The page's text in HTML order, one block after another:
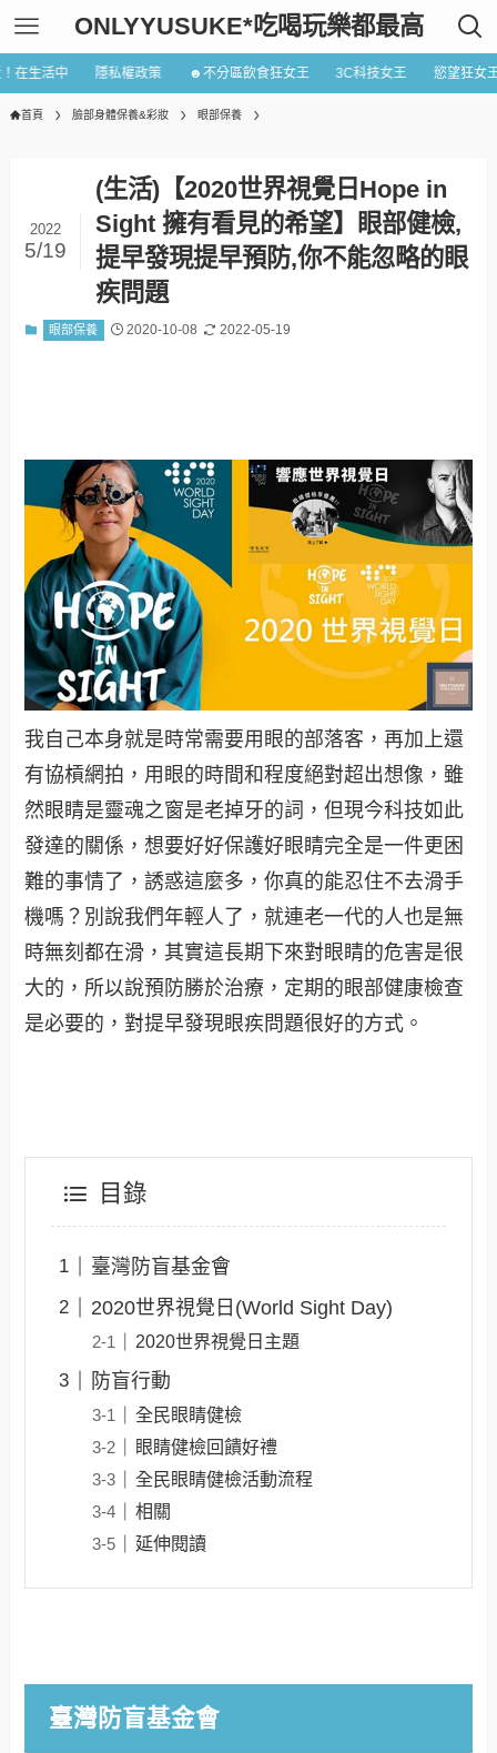
ONLYYUSUKE*吃喝玩樂都最高
在生活中 隱私權政策 ☻不分區飲食狂女王 3C科技女王 慾望狂女
首頁 臉部身體保養&彩妝 眼部保養
(生活)【2020世界視覺日Hope in
Sight 擁有看見的希望】眼部健檢,
提早發現提早預防,你不能忽略的眼
疾問題
2022
5/19
眼部保養 2020-10-08 2022-05-19
我自己本身就是時常需要用眼的部落客，再加上還
有協槓網拍，用眼的時間和程度絕對超出想像，雖
然眼睛是靈魂之窗是老掉牙的詞，但現今科技如此
發達的關係，想要好好保護好眼睛完全是一件更困
難的事情了，誘惑這麼多，你真的能忍住不去滑手
機嗎？別說我們年輕人了，就連老一代的人也是無
時無刻都在滑，其實這長期下來對眼睛的危害是很
大的，所以說預防勝於治療，定期的眼部健康檢查
是必要的，對提早發現眼疾問題很好的方式。
目錄
臺灣防盲基金會
2020世界視覺日(World Sight Day)
2020世界視覺日主題
防盲行動
全民眼睛健檢
眼睛健檢回饋好禮
全民眼睛健檢活動流程
相關
延伸閱讀
臺灣防盲基金會